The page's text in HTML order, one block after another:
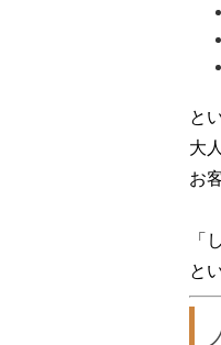
と
大
お
「
と